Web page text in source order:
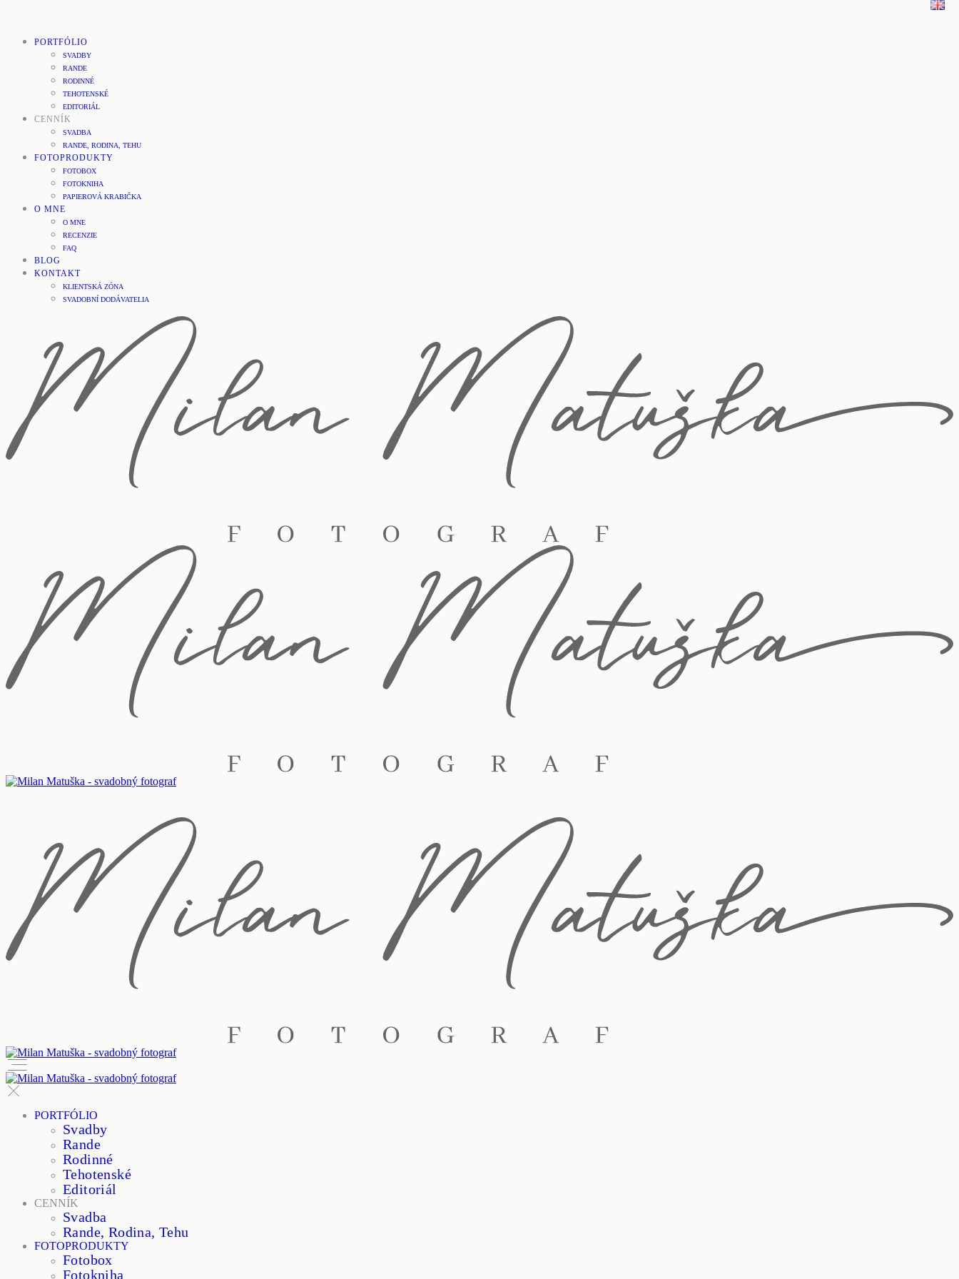
PORTFÓLIO
SVADBY
RANDE
RODINNÉ
TEHOTENSKÉ
EDITORIÁL
CENNÍK
SVADBA
RANDE, RODINA, TEHU
FOTOPRODUKTY
FOTOBOX
FOTOKNIHA
PAPIEROVÁ KRABIČKA
O MNE
O MNE
RECENZIE
FAQ
BLOG
KONTAKT
KLIENTSKÁ ZÓNA
SVADOBNÍ DODÁVATELIA
PORTFÓLIO
Svadby
Rande
Rodinné
Tehotenské
Editoriál
CENNÍK
Svadba
Rande, Rodina, Tehu
FOTOPRODUKTY
Fotobox
Fotokniha